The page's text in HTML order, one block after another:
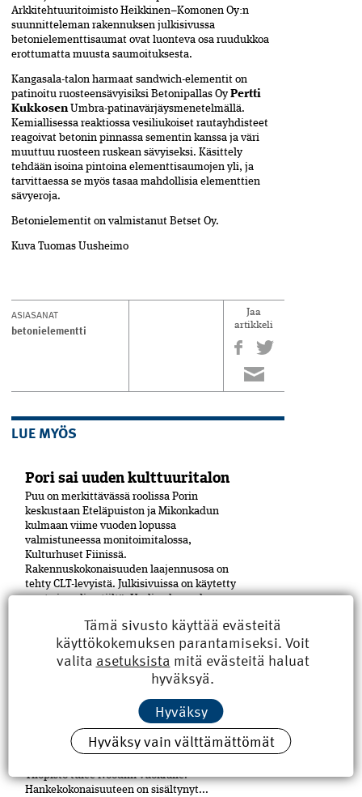
Arkkitehtuuritoimisto Heikkinen–Komonen Oy:n
suunnitteleman rakennuksen julkisivussa
betonielementtisaumat ovat luonteva osa ruudukkoa
erottumatta muusta saumoituksesta.
Kangasala-talon harmaat sandwich-elementit on
patinoitu ruosteensävyisiksi Betonipallas Oy Pertti
Kukkosen Umbra-patinavärjäysmenetelmällä.
Kemiallisessa reaktiossa vesiliukoiset rautayhdisteet
reagoivat betonin pinnassa sementin kanssa ja väri
muuttuu ruosteen ruskean sävyiseksi. Käsittely
tehdään isoina pintoina elementtisaumojen yli, ja
tarvittaessa se myös tasaa mahdollisia elementtien
sävyeroja.
Betonielementit on valmistanut Betset Oy.
Kuva Tuomas Uusheimo
ASIASANAT
betonielementti
Jaa
artikkeli
LUE MYÖS
Pori sai uuden kulttuuritalon
Puu on merkittävässä roolissa Porin
keskustaan Eteläpuiston ja Mikonkadun
kulmaan viime vuoden lopussa
valmistuneessa moni­toimitalossa,
Kulturhuset Fiinissä.
Rakennuskokonaisuuden laajennusosa on
tehty CLT-levyistä. Julkisivuissa on käytetty
puuta ja paljon tiiltä. Uudisrakennuksen
Hervannan Noodi valmistuu
tänä kesänä
Sähkötalon uudisrakennus Noodi on
valmistumassa Tampereen yliopiston
Hervannan kampuksella. SRV on toteuttanut
hankkeen projektinjohtourakkana
yhteistyössä rakennuttajan, Suomen
Yliopisto tulee Noodiin vuokralle.
Hankekokonaisuuteen on sisältynyt...
Tämä sivusto käyttää evästeitä
käyttökokemuksen parantamiseksi. Voit
valita asetuksista mitä evästeitä haluat
hyväksyä.
Hyväksy
Hyväksy vain välttämättömät